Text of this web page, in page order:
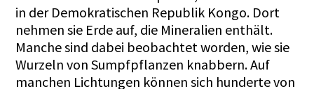
in der Demokratischen Republik Kongo. Dort
nehmen sie Erde auf, die Mineralien enthält.
Manche sind dabei beobachtet worden, wie sie
Wurzeln von Sumpfpflanzen knabbern. Auf
manchen Lichtungen können sich hunderte von